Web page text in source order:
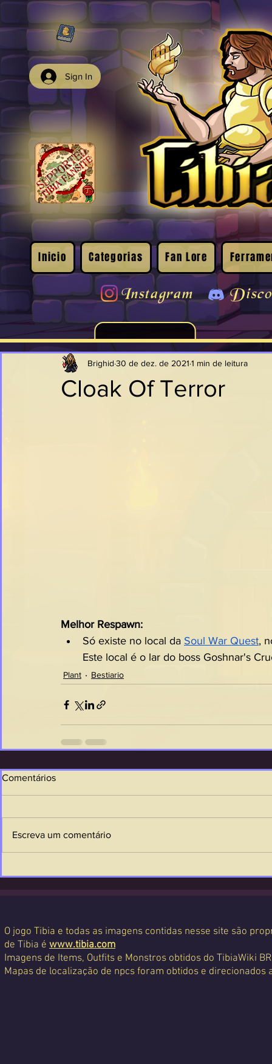
Sign In
Inicio Categorias Fan Lore
Instagram
Cloak Of Terror
Brighid 30 de dez. de 2021 1 min de leitura
Melhor Respawn:
Só existe no local da Soul War Quest,
Este local é o lar do boss Goshnar's
Plant Bestiario
Comentários
Escreva um comentário
O jogo Tibia e todas as imagens contidas nesse site são
de Tibia é www.tibia.com
Imagens de Items, Outfits e Monstros obtidos do TibiaWiki
Mapas de localização de npcs foram obtidos e direcionados